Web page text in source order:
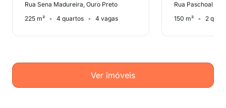
Rua Sena Madureira, Ouro Preto
225 m²
4 quartos 4 vagas 150 m² 2
Ver imóveis